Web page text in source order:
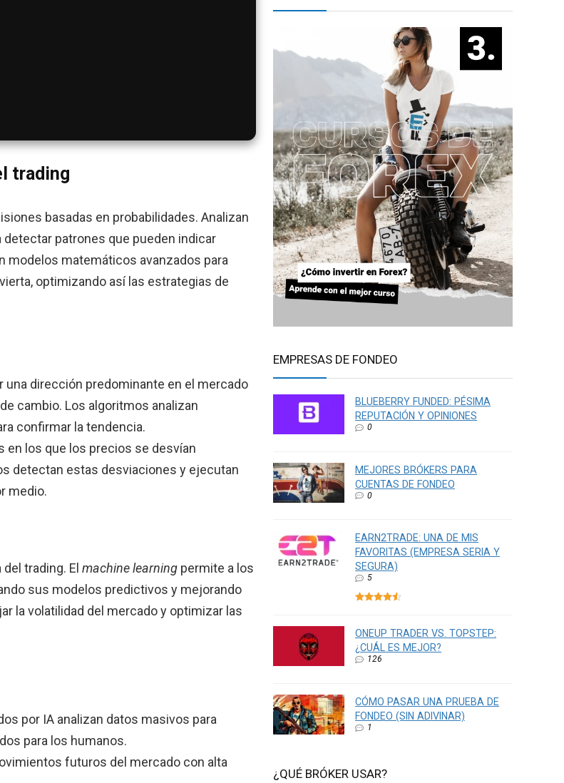
trading
basadas en probabilidades. Analizan
patrones que pueden indicar
matemáticos avanzados para
optimizando así las estrategias de
una dirección predominante en el mercado
cambio. Los algoritmos analizan
confirmar la tendencia.
en los que los precios se desvían
detectan estas desviaciones y ejecutan
medio.
trading. El machine learning permite a los
sus modelos predictivos y mejorando
la volatilidad del mercado y optimizar las
por IA analizan datos masivos para
para los humanos.
futuros del mercado con alta
EMPRESAS DE FONDEO
BLUEBERRY FUNDED: PÉSIMA
REPUTACIÓN Y OPINIONES
0
MEJORES BRÓKERS PARA
CUENTAS DE FONDEO
0
EARN2TRADE: UNA DE MIS
FAVORITAS (EMPRESA SERIA Y
SEGURA)
5
ONEUP TRADER VS. TOPSTEP:
¿CUÁL ES MEJOR?
126
CÓMO PASAR UNA PRUEBA DE
FONDEO (SIN ADIVINAR)
1
¿QUÉ BRÓKER USAR?